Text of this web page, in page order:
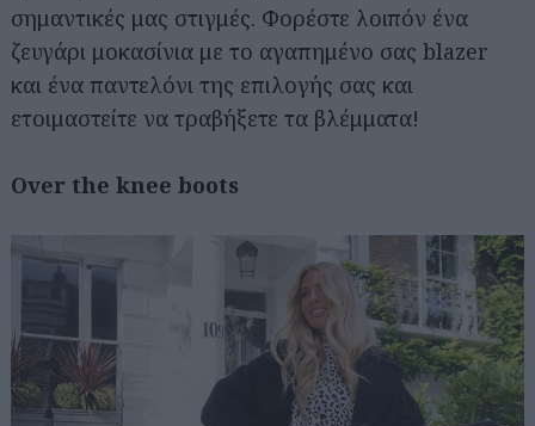
σημαντικές μας στιγμές. Φορέστε λοιπόν ένα
ζευγάρι μοκασίνια με το αγαπημένο σας blazer
και ένα παντελόνι της επιλογής σας και
ετοιμαστείτε να τραβήξετε τα βλέμματα!
Over the knee boots